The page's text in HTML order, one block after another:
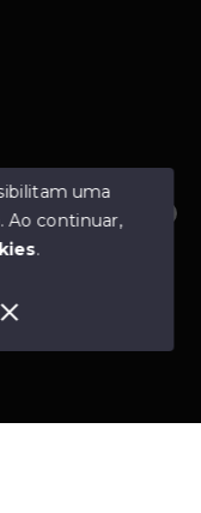
para te ajudar.
de Imóveis
CNAI 37357
uma
Ao continuar,
.